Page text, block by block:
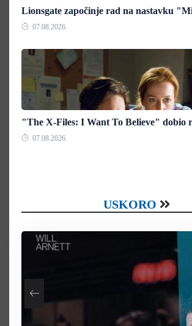
Lionsgate započinje rad na nastavku
07.08.2026.
"The X-Files: I Want To Believe" dobio
07.08.2026.
USKORO